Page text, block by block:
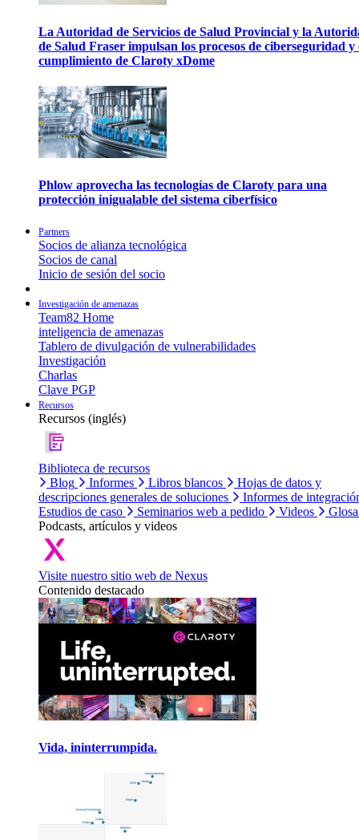
La Autoridad de Servicios de Salud Provincial y la
de Salud Fraser impulsan los procesos de ciberseguridad y
cumplimiento de Claroty xDome
Phlow aprovecha las tecnologías de Claroty para una
protección inigualable del sistema ciberfísico
Partners
Socios de alianza tecnológica
Socios de canal
Inicio de sesión del socio
Investigación de amenazas
Team82 Home
inteligencia de amenazas
Tablero de divulgación de vulnerabilidades
Investigación
Charlas
Clave PGP
Recursos
Recursos (inglés)
Biblioteca de recursos
Blog
Informes Libros blancos
Hojas de datos y
descripciones generales de soluciones
Informes de
Estudios de caso
Seminarios web a pedido Videos
Podcasts, artículos y videos
Visite nuestro sitio web de Nexus
Contenido destacado
Vida, ininterrumpida.